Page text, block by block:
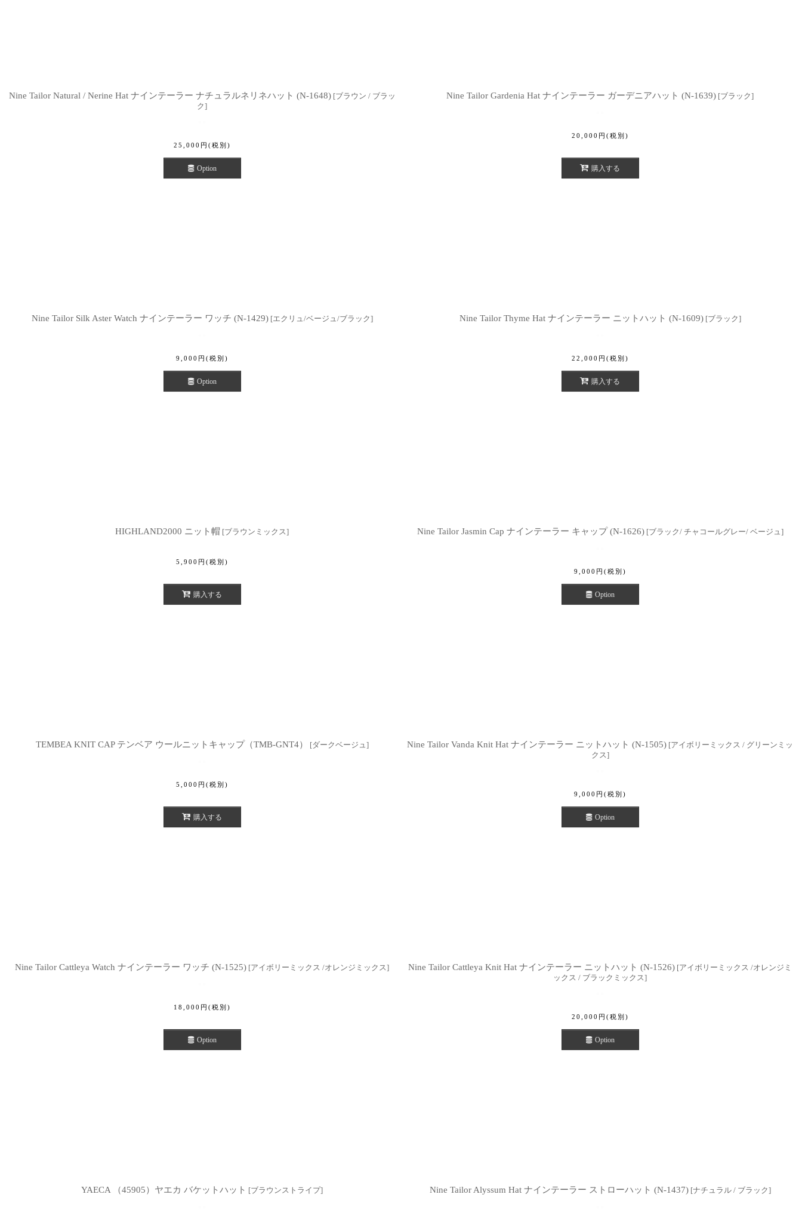
Nine Tailor Natural / Nerine Hat ナインテーラー ナチュラルネリネハット (N-1648) [ブラウン / ブラッ
ク]
25,000 円 (税別)
Option
Nine Tailor Gardenia Hat ナインテーラー ガーデニアハット (N-1639) [ブラック]
20,000 円 (税別)
購入する
Nine Tailor Silk Aster Watch ナインテーラー ワッチ (N-1429) [エクリュ/ベージュ/ブラック]
9,000 円 (税別)
Option
Nine Tailor Thyme Hat ナインテーラー ニットハット (N-1609) [ブラック]
22,000 円 (税別)
購入する
HIGHLAND2000 ニット帽 [ブラウンミックス]
5,900 円 (税別)
購入する
Nine Tailor Jasmin Cap ナインテーラー キャップ (N-1626) [ブラック/ チャコールグレー/ ベージュ]
9,000 円 (税別)
Option
TEMBEA KNIT CAP テンベア ウールニットキャップ（TMB-GNT4） [ダークベージュ]
5,000 円 (税別)
購入する
Nine Tailor Vanda Knit Hat ナインテーラー ニットハット (N-1505) [アイボリーミックス / グリーンミッ
クス]
9,000 円 (税別)
Option
Nine Tailor Cattleya Watch ナインテーラー ワッチ (N-1525) [アイボリーミックス /オレンジミックス]
18,000 円 (税別)
Option
Nine Tailor Cattleya Knit Hat ナインテーラー ニットハット (N-1526) [アイボリーミックス /オレンジミ
ックス / ブラックミックス]
20,000 円 (税別)
Option
YAECA （45905）ヤエカ バケットハット [ブラウンストライプ] Nine Tailor Alyssum Hat ナインテーラー ストローハット (N-1437) [ナチュラル / ブラック]